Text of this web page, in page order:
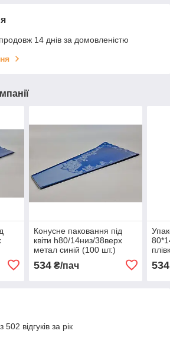
14 днів за домовленістю
шт)
Конусне паковання під
квіти h80/14низ/38верх
метал синій (100 шт.)
візерунок144 (8) (100 шт.)
534₴/пач
уп
534
відгуків за рік